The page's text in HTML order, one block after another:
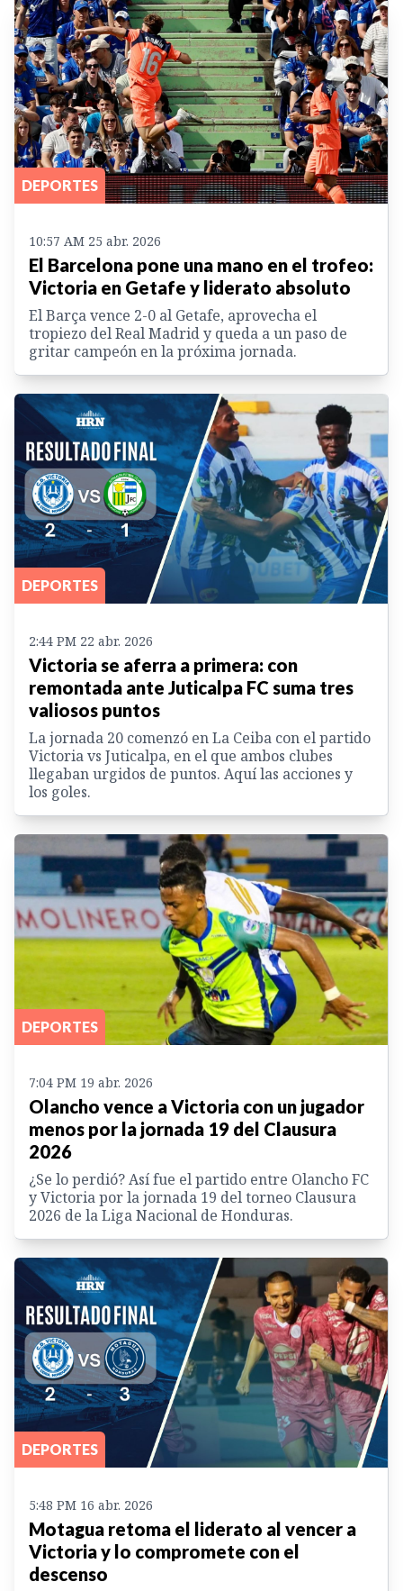
DEPORTES
10:57 AM 25 abr. 2026
El Barcelona pone una mano en el trofeo:
Victoria en Getafe y liderato absoluto
El Barça vence 2-0 al Getafe, aprovecha el
tropiezo del Real Madrid y queda a un paso de
gritar campeón en la próxima jornada.
DEPORTES
2:44 PM 22 abr. 2026
Victoria se aferra a primera: con
remontada ante Juticalpa FC suma tres
valiosos puntos
La jornada 20 comenzó en La Ceiba con el partido
Victoria vs Juticalpa, en el que ambos clubes
llegaban urgidos de puntos. Aquí las acciones y
los goles.
DEPORTES
7:04 PM 19 abr. 2026
Olancho vence a Victoria con un jugador
menos por la jornada 19 del Clausura
2026
¿Se lo perdió? Así fue el partido entre Olancho FC
y Victoria por la jornada 19 del torneo Clausura
2026 de la Liga Nacional de Honduras.
DEPORTES
5:48 PM 16 abr. 2026
Motagua retoma el liderato al vencer a
Victoria y lo compromete con el
descenso